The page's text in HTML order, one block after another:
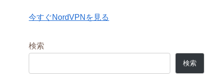
今すぐNordVPNを見る
検索
検索